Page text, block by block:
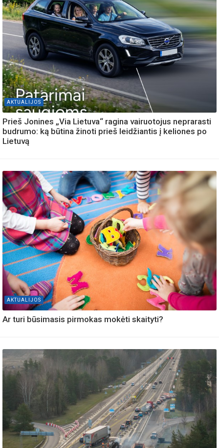
AKTUALIJOS
Prieš Jonines „Via Lietuva“ ragina vairuotojus neprarasti
budrumo: ką būtina žinoti prieš leidžiantis į keliones po
Lietuvą
AKTUALIJOS
Ar turi būsimasis pirmokas mokėti skaityti?